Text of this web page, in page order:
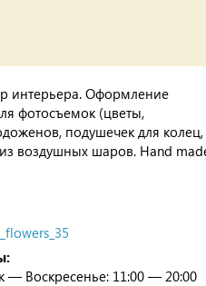
интерьера. Оформление
фотосъемок (цветы,
подушечек для колец,
воздушных шаров. Hand
— Воскресенье: 11:00 — 20:00